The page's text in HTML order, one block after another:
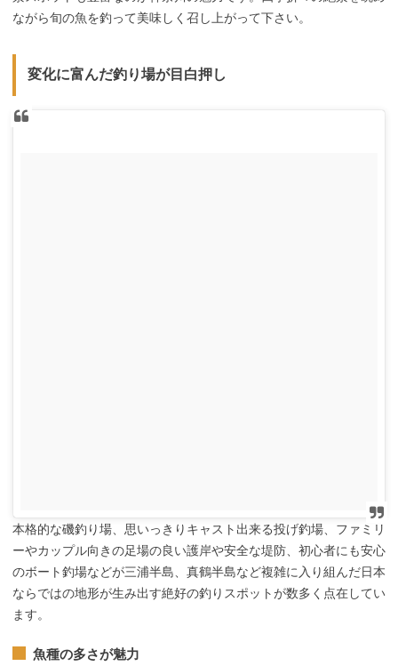
ながら旬の魚を釣って美味しく召し上がって下さい。
変化に富んだ釣り場が目白押し
本格的な磯釣り場、思いっきりキャスト出来る投げ釣場、ファミリ
ーやカップル向きの足場の良い護岸や安全な堤防、初心者にも安心
のボート釣場などが三浦半島、真鶴半島など複雑に入り組んだ日本
ならではの地形が生み出す絶好の釣りスポットが数多く点在してい
ます。
魚種の多さが魅力